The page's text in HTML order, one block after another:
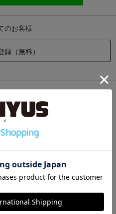
のお客様
いただくと次回以降、そのIDで